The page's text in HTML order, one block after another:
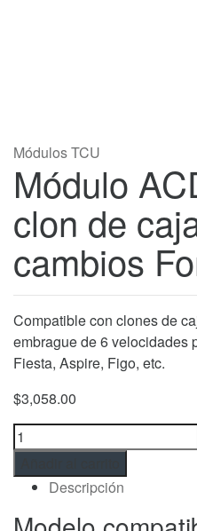
Módulos TCU
Módulo
clon de
cambios
Compatible con clones de
embrague de 6 velocidades
Fiesta, Aspire, Figo, etc.
$3,058.00
Módulo
ACDP
26
para
clon
Descripción